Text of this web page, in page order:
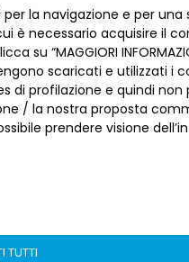
Depositi
– Sitemap
sito creato da
la navigazione e per una
è necessario acquisire il
su “MAGGIORI
scaricati e utilizzati i
di profilazione e quindi non
/ la nostra proposta
prendere visione
TUTTI